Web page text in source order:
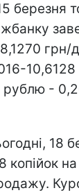
березня
рублю -
18
копійок на